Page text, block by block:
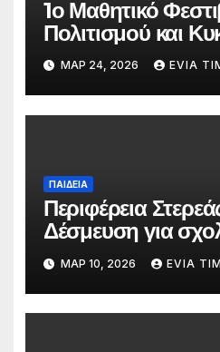
1ο Μαθητικό
Πολιτισμού και
Οικονομίας στο
Μουσείο Κύμης
ΜΑΡ 24, 2026 EVIA
ΠΑΙΔΕΙΑ
Περιφέρεια
Δέσμευση για
με αφορμή την
Ημέρα κατά της
ΜΑΡ 10, 2026 EVIA